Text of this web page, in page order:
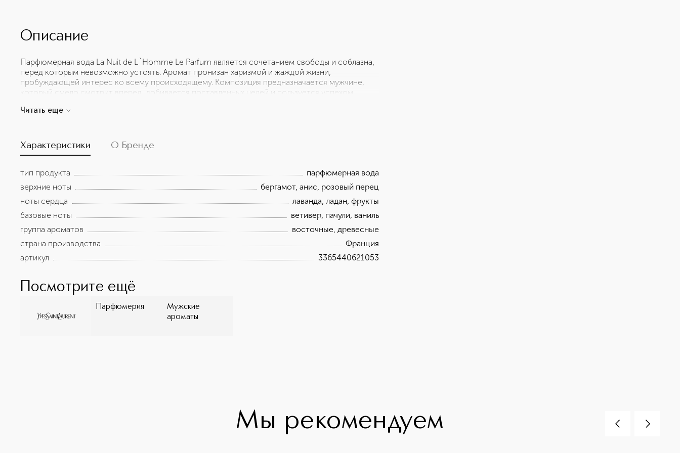
Описание
Парфюмерная вода La Nuit de L`Homme Le Parfum является сочетанием свободы и соблазна,
перед которым невозможно устоять. Аромат пронизан харизмой и жаждой жизни,
пробуждающей интерес ко всему происходящему. Композиция предназначается мужчине,
который смело смотрит вперед, добивается поставленных целей и пользуется успехом.
образе в любое время суток. Композиция относится к группе восточно-древесных ароматов.
Читать еще
Характеристики О Бренде
тип продукта
парфюмерная вода
верхние ноты
бергамот, анис, розовый перец
ноты сердца
лаванда, ладан, фрукты
базовые ноты
ветивер, пачули, ваниль
группа ароматов
восточные, древесные
страна производства
Франция
артикул
3365440621053
Посмотрите ещё
Парфюмерия
Мужские
ароматы
Мы рекомендуем